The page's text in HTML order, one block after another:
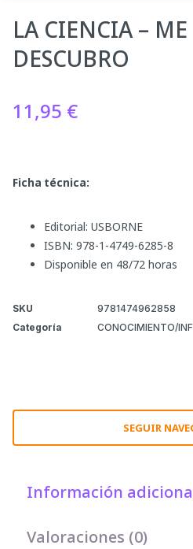
LA CIENCIA –
DESCUBRO
11,95 €
Ficha técnica:
Editorial: USBORNE
ISBN: 978-1-4749-6285-8
Disponible en 48/72 horas
SKU
9781474962858
Categoría
CONOCIMIENTO/
SEGUIR
Información
Valoraciones (0)